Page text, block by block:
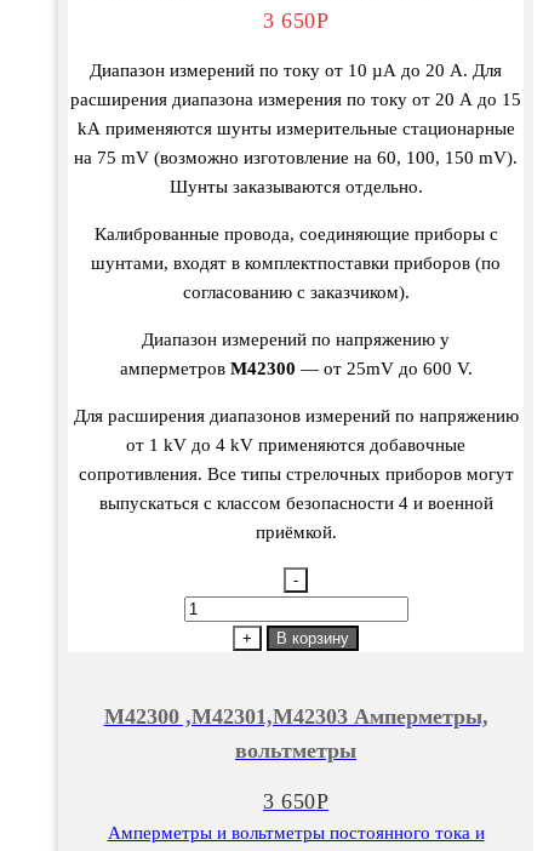
3 650Р
Диапазон измерений по току от 10 µА до 20 А. Для
расширения диапазона измерения по току от 20 А до 15
kА применяются шунты измерительные стационарные
на 75 mV (возможно изготовление на 60, 100, 150 mV).
Шунты заказываются отдельно.
Калиброванные провода, соединяющие приборы с
шунтами, входят в комплектпоставки приборов (по
согласованию с заказчиком).
Диапазон измерений по напряжению у
амперметров М42300 — от 25mV до 600 V.
Для расширения диапазонов измерений по напряжению
от 1 kV до 4 kV применяются добавочные
сопротивления. Все типы стрелочных приборов могут
выпускаться с классом безопасности 4 и военной
приёмкой.
-
Количество
Амперметры,
вольтметры
+ В корзину
M42300 ,М42301,М42303 Амперметры,
вольтметры
3 650Р
Амперметры и вольтметры постоянного тока и